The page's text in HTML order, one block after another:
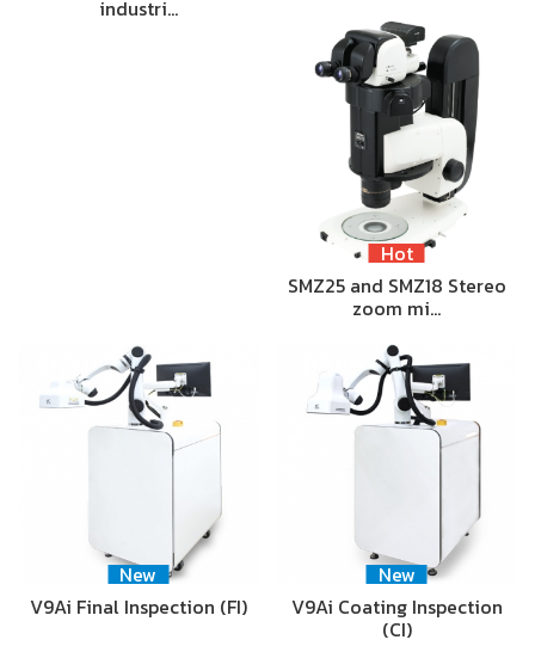
industri…
Hot
SMZ25 and SMZ18 Stereo
zoom mi…
New
V9Ai Final Inspection (FI)
New
V9Ai Coating Inspection
(CI)